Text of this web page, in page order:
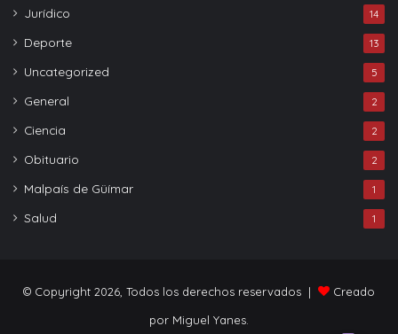
Jurídico 14
Deporte 13
Uncategorized 5
General 2
Ciencia 2
Obituario 2
Malpaís de Güímar 1
Salud 1
© Copyright 2026, Todos los derechos reservados |
Creado
por Miguel Yanes.